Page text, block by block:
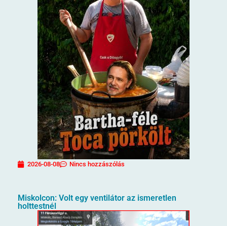
2026-08-08 Nincs hozzászólás
Miskolcon: Volt egy ventilátor az ismeretlen
holttestnél